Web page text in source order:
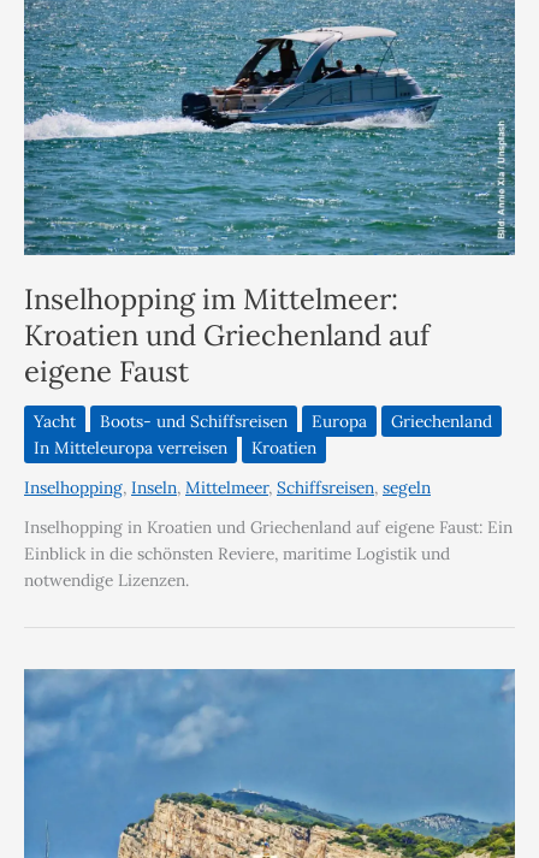
Inselhopping im Mittelmeer:
Kroatien und Griechenland auf
eigene Faust
Yacht Boots- und Schiffsreisen Europa
Griechenland
In Mitteleuropa verreisen
Kroatien
Inselhopping, Inseln, Mittelmeer, Schiffsreisen, segeln
Inselhopping in Kroatien und Griechenland auf eigene Faust: Ein
Einblick in die schönsten Reviere, maritime Logistik und
notwendige Lizenzen.